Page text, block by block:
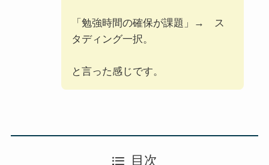
「勉強時間の確保が課題」→ ス
タディング一択。
と言った感じです。
目次